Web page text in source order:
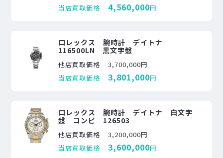
当店買取価格
4,560,000円
ロレックス 腕時計 デイトナ
116500LN 黒文字盤
他店買取価格
3,700,000円
当店買取価格
3,801,000円
ロレックス 腕時計 デイトナ 白文字
盤 コンビ 126503
他店買取価格
3,200,000円
当店買取価格
3,600,000円